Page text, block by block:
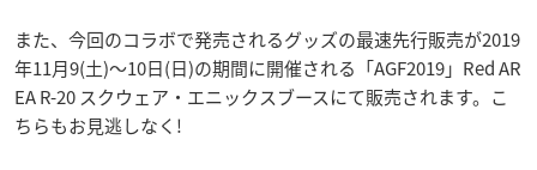
また、今回のコラボで発売されるグッズの最速先行販売が2019
年11月9(土)～10日(日)の期間に開催される「AGF2019」Red AR
EA R-20 スクウェア・エニックスブースにて販売されます。こ
ちらもお見逃しなく!